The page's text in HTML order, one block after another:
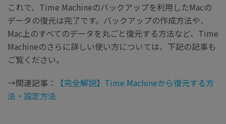
これで、Time Machineのバックアップを利用したMacの
データの復元は完了です。バックアップの作成方法や、
Mac上のすべてのデータを丸ごと復元する方法など、Time
Machineのさらに詳しい使い方については、下記の記事も
ご覧ください。
→関連記事：
【完全解説】Time Machineから復元する方
法・設定方法